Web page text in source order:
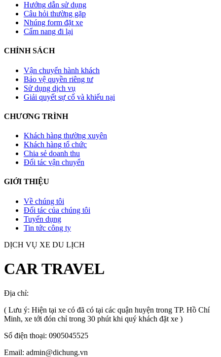
Hướng dẫn sử dụng
Câu hỏi thường gặp
Nhúng form đặt xe
Cẩm nang đi lại
CHÍNH SÁCH
Vận chuyển hành khách
Bảo vệ quyền riêng tư
Sử dụng dịch vụ
Giải quyết sự cố và khiếu nại
CHƯƠNG TRÌNH
Khách hàng thường xuyên
Khách hàng tổ chức
Chia sẻ doanh thu
Đối tác vận chuyển
GIỚI THIỆU
Về chúng tôi
Đối tác của chúng tôi
Tuyển dụng
Tin tức công ty
DỊCH VỤ XE DU LỊCH
CAR TRAVEL
Địa chỉ:
( Lưu ý: Hiện tại xe có đã có tại các quận huyện trong TP. Hồ Chí
Minh, xe tới đón chỉ trong 30 phút khi quý khách đặt xe )
Số điện thoại: 0905045525
Email: admin@dichung.vn